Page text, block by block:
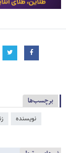
برچسب‌ها
نویسنده